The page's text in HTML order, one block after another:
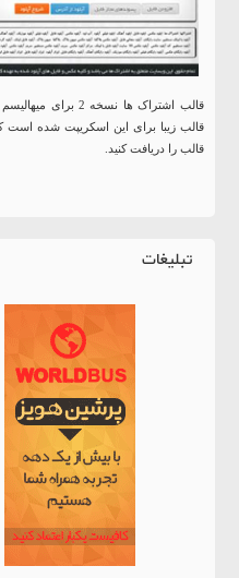
قالب زیبا برای این اسکریپت شده است
قالب را دریافت کنید.
تبلیغات